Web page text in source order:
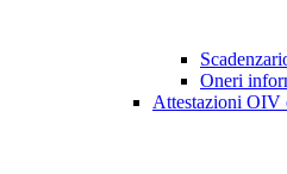
Oneri
Attestazioni OIV